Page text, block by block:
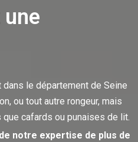
le département de Seine
ou tout autre rongeur, mais
cafards ou punaises de lit.
notre expertise de plus de